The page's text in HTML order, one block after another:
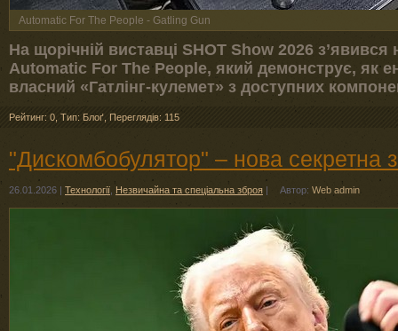
Automatic For The People - Gatling Gun
На щорічній виставці SHOT Show 2026
Automatic For The People, який демонструє, як
власний «Гатлінг-кулемет» з доступних
Рейтинг: 0 Тип: Блоґ Переглядів: 115
"Дискомбобулятор" – нова
26.01.2026 | Технології Незвичайна та спеціальна зброя | Автор: Web admin